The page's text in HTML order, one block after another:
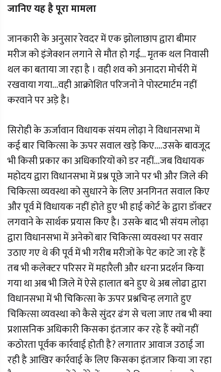
जानिए यह है पूरा मामला
जानकारी के अनुसार रेवदर में एक झोलाछाप द्वारा बीमार
मरीज को इंजेक्शन लगाने से मौत हो गई... मृतक थल निवासी
थल का बताया जा रहा है । वही शव को अनादरा मोर्चरी में
रखवाया गया...वही आक्रोशित परिजनों ने पोस्टमार्टम नहीं
करवाने पर अड़े है।
सिरोही के ऊर्जावान विधायक संयम लोढ़ा ने विधानसभा में
कई बार चिकित्सा के ऊपर सवाल खड़े किए....उसके बावजूद
भी किसी प्रकार का अधिकारियों को डर नहीं...जब विधायक
महोदय द्वारा विधानसभा में प्रश्न पूछे जाने पर भी और जिले की
चिकित्सा व्यवस्था को सुधारने के लिए अनगिनत सवाल किए
और पूर्व में विधायक नहीं होते हुए भी हाई कोर्ट के द्वारा डॉक्टर
लगवाने के सार्थक प्रयास किए है। उसके बाद भी संयम लोढ़ा
द्वारा विधानसभा में अनेकों बार चिकित्सा व्यवस्था पर सवार
उठाए गए थे की पूर्व में भी गरीब मरीजों के पेट काटे जा रहे हैं
तब भी कलेक्टर परिसर में महारैली और धरना प्रदर्शन किया
गया था अब भी जिले में ऐसे हालात बने हुए थे अब लोढा द्वारा
विधानसभा में भी चिकित्सा के ऊपर प्रश्नचिन्ह लगाते हुए
चिकित्सा व्यवस्था को कैसे सुंदर ढंग से चला जाए तब भी क्या
प्रशासनिक अधिकारी किसका इंतजार कर रहे हैं क्यों नहीं
कठोरता पूर्वक कार्रवाई होती है? लगातार आवाज उठाई जा
रही है आखिर कार्रवाई के लिए किसका इंतजार किया जा रहा